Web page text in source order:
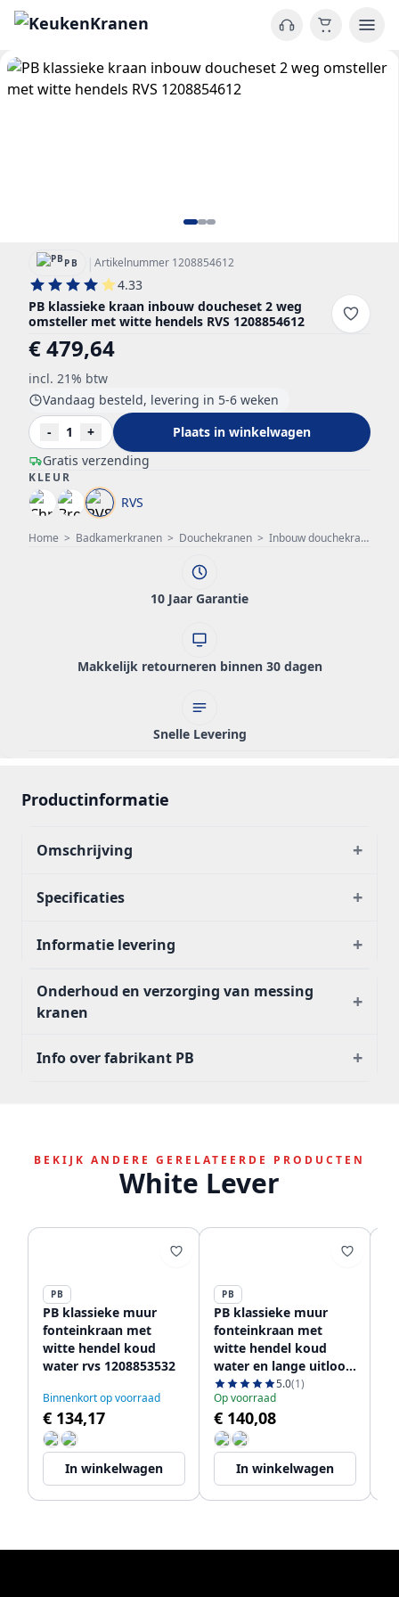
Home > Badkamerkranen > Douchekranen > Inbouw douchekraan
PB | Artikelnummer 1208854612
4.33
PB klassieke kraan inbouw doucheset 2 weg
omsteller met witte hendels RVS 1208854612
€ 479,64
incl. 21% btw
Gratis verzending
Vandaag besteld, levering in 5-6 weken
-
1 + Plaats in winkelwagen
KLEUR
RVS
10 Jaar Garantie
Makkelijk retourneren binnen 30 dagen
Snelle Levering
Productinformatie
Omschrijving +
Specificaties +
Informatie levering +
Onderhoud en verzorging van messing
kranen
+
Info over fabrikant PB +
BEKIJK ANDERE GERELATEERDE PRODUCTEN
White Lever
PB
PB klassieke muur
fonteinkraan met
witte hendel koud
water rvs 1208853532
Binnenkort op voorraad
€ 134,17
In winkelwagen
PB
PB klassieke muur
fonteinkraan met
witte hendel koud
water en lange uitloop
rvs 1208853572
5.0(1)
Op voorraad
€ 140,08
In winkelwagen